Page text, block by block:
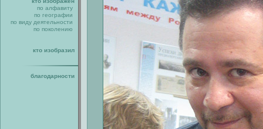
по алфавиту
по географии
по виду деятельности
по поколению
кто изобразил
благодарности